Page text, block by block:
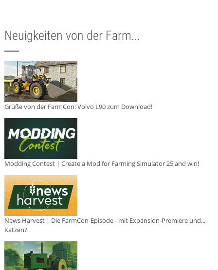
Neuigkeiten von der Farm...
Grüße von der FarmCon: Volvo L90 zum Download!
Modding Contest | Create a Mod for Farming Simulator 25 and win!
News Harvest | Die FarmCon-Episode - mit Expansion-Premiere und...
Katzen?